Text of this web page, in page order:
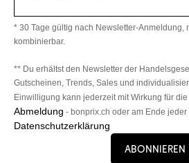
* 30 Tage gültig nach Newsletter-Anmeldung,
kombinierbar.
** Du erhältst den Newsletter der
Gutscheinen, Trends, Sales und
Einwilligung kann jederzeit mit Wirkung für
Abmeldung - bonprix.ch oder am Ende
Datenschutzerklärung
Abonnieren